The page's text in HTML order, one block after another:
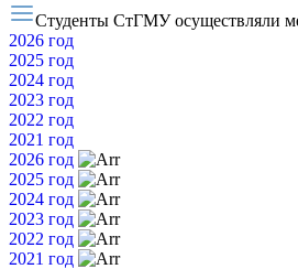
Студенты СтГМУ осуществляли
2026 год
2025 год
2024 год
2023 год
2022 год
2021 год
2026 год
2025 год
2024 год
2023 год
2022 год
2021 год